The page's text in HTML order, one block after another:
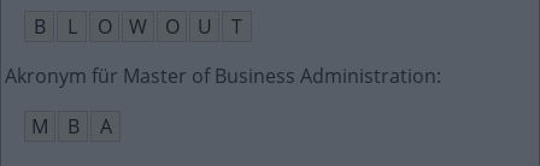
B
L O W O U
T
Akronym für Master of Business Administration:
M
B A